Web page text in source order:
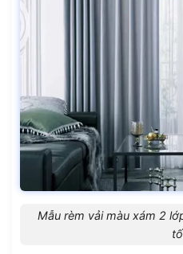
Mẫu rèm vải màu xám 2